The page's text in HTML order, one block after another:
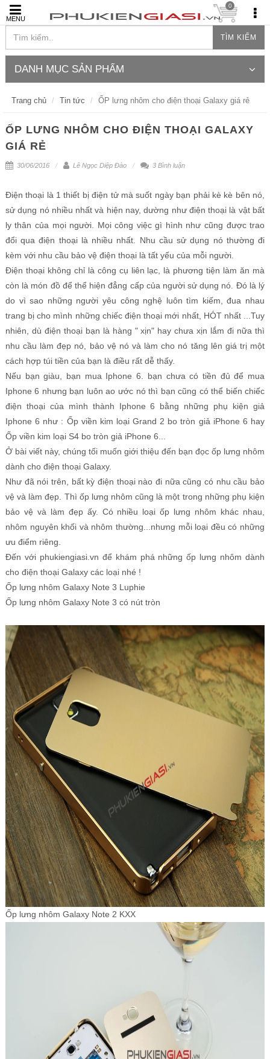
MENU
TÌM KIẾM
0
DANH MỤC SẢN PHẨM
Trang chủ Tin tức ỐP lưng nhôm cho điện thoại Galaxy giá rẻ
ỐP LƯNG NHÔM CHO ĐIỆN THOẠI GALAXY
GIÁ RẺ
30/06/2016 Lê Ngọc Diệp Đào 3 Bình luận
Điện thoại là 1 thiết bị điện tử mà suốt ngày bạn phải kè kè bên nó,
sử dụng nó nhiều nhất và hiện nay, dường như điện thoại là vật bất
ly thân của mọi người. Mọi công việc gì hình như cũng được trao
đổi qua điện thoại là nhiều nhất. Nhu cầu sử dụng nó thường đi
kèm với nhu cầu bảo vệ điện thoại là tất yếu của mỗi người.
Điện thoại không chỉ là công cụ liên lạc, là phương tiện làm ăn mà
còn là món đồ để thể hiện đẳng cấp của người sử dụng nó. Đó là lý
do vì sao những người yêu công nghệ luôn tìm kiếm, đua nhau
trang bị cho mình những chiếc điện thoại mới nhất, HÓT nhất ...Tuy
nhiên, dù điện thoại bạn là hàng " xịn" hay chưa xịn lắm đi nữa thì
nhu cầu làm đẹp nó, bảo vệ nó và làm cho nó tăng lên giá trị một
cách hợp túi tiền của bạn là điều rất dễ thấy.
Nếu bạn giàu, bạn mua Iphone 6. bạn chưa có tiền đủ để mua
Iphone 6 nhưng bạn luôn ao ước nó thì bạn cũng có thể biến chiếc
điện thoại của mình thành Iphone 6 bằng những phụ kiện giả
Iphone 6 như : Ốp viền kim loại Grand 2 bo tròn giả iPhone 6 hay
Ốp viền kim loại S4 bo tròn giả iPhone 6...
Ở bài viết này, chúng tối muốn giới thiệu đến bạn đọc ốp lưng nhôm
dành cho điện thoại Galaxy.
Như đã nói trên, bất kỳ điện thoại nào đi nữa cũng có nhu cầu bảo
vệ và làm đẹp. Thì ốp lưng nhôm cũng là một trong những phụ kiện
bảo vệ và làm đẹp ấy. Có nhiều loại ốp lưng nhôm khác nhau,
nhôm nguyên khối và nhôm thường...nhưng mỗi loại đều có những
ưu điểm riêng.
Đến với phukiengiasi.vn để khám phá những ốp lưng nhôm dành
cho điện thoại Galaxy các loại nhé !
Ốp lưng nhôm Galaxy Note 3 Luphie
Ốp lưng nhôm Galaxy Note 3 có nút tròn
Ốp lưng nhôm Galaxy Note 2 KXX